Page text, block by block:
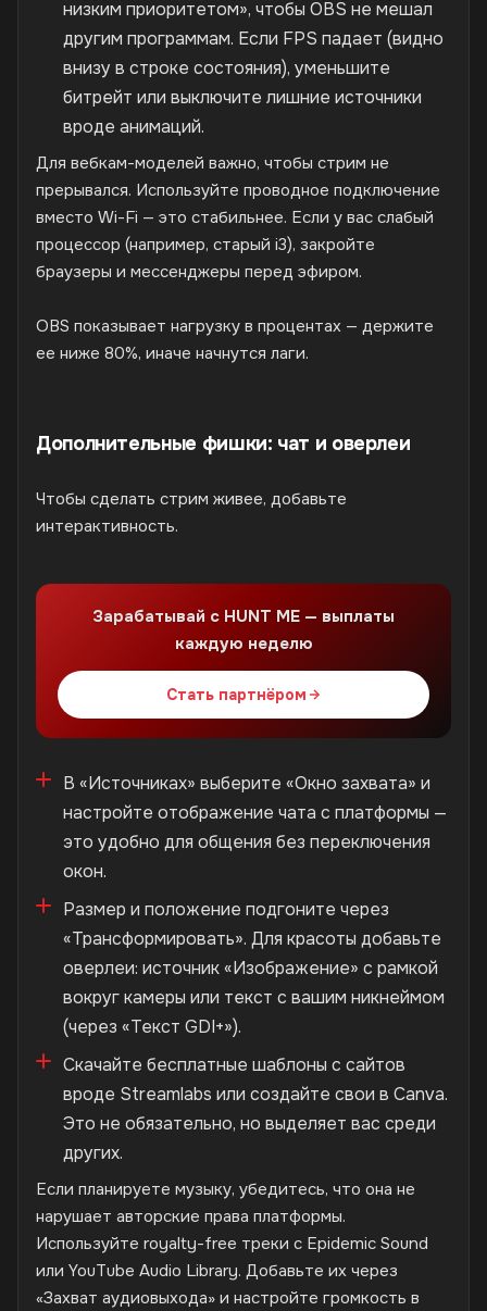
низким приоритетом», чтобы OBS не мешал
другим программам. Если FPS падает (видно
внизу в строке состояния), уменьшите
битрейт или выключите лишние источники
вроде анимаций.
Для вебкам-моделей важно, чтобы стрим не
прерывался. Используйте проводное подключение
вместо Wi-Fi — это стабильнее. Если у вас слабый
процессор (например, старый i3), закройте
браузеры и мессенджеры перед эфиром.
OBS показывает нагрузку в процентах — держите
ее ниже 80%, иначе начнутся лаги.
Дополнительные фишки: чат и оверлеи
Чтобы сделать стрим живее, добавьте
интерактивность.
Зарабатывай с HUNT ME — выплаты
каждую неделю
Стать партнёром
В «Источниках» выберите «Окно захвата» и
настройте отображение чата с платформы —
это удобно для общения без переключения
окон.
Размер и положение подгоните через
«Трансформировать». Для красоты добавьте
оверлеи: источник «Изображение» с рамкой
вокруг камеры или текст с вашим никнеймом
(через «Текст GDI+»).
Скачайте бесплатные шаблоны с сайтов
вроде Streamlabs или создайте свои в Canva.
Это не обязательно, но выделяет вас среди
других.
Если планируете музыку, убедитесь, что она не
нарушает авторские права платформы.
Используйте royalty-free треки с Epidemic Sound
или YouTube Audio Library. Добавьте их через
«Захват аудиовыхода» и настройте громкость в